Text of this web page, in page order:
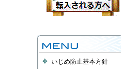
いじめ防止基本方針